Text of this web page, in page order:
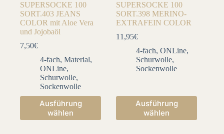
SUPERSOCKE 100
SORT.403 JEANS
COLOR mit Aloe Vera
und Jojobaöl
7,50€
4-fach, Material,
ONLine,
Schurwolle,
Sockenwolle
Ausführung
wählen
Dieses
Produkt
weist
SUPERSOCKE 100
SORT.398 MERINO-
EXTRAFEIN COLOR
11,95€
4-fach,ONLine,
Schurwolle,
Sockenwolle
Ausführung
wählen
Dieses
Produkt
weist